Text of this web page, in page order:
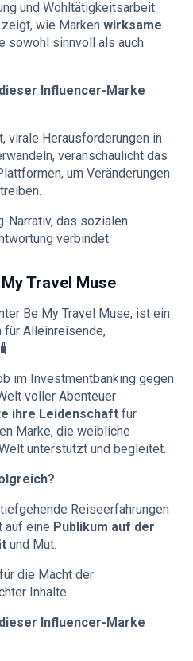
und Wohltätigkeitsarbeit
wie Marken wirksame
sowohl sinnvoll als auch
Influencer-Marke
virale Herausforderungen in
veranschaulicht das
um Veränderungen
Narrativ, das sozialen
verbindet.
Travel Muse
Be My Travel Muse, ist ein
für Alleinreisende,
im Investmentbanking gegen
voller Abenteuer
ihre Leidenschaft für
Marke, die weibliche
unterstützt und begleitet.
Reiseerfahrungen
auf eine Publikum auf der
und Mut.
die Macht der
Inhalte.
Influencer-Marke